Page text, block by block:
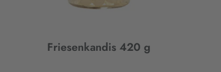
Friesenkandis 420 g